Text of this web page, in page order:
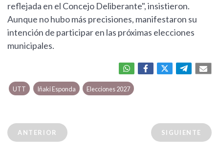
reflejada en el Concejo Deliberante", insistieron.
Aunque no hubo más precisiones, manifestaron su
intención de participar en las próximas elecciones
municipales.
UTT Iñaki Esponda Elecciones 2027
ANTERIOR SIGUIENTE